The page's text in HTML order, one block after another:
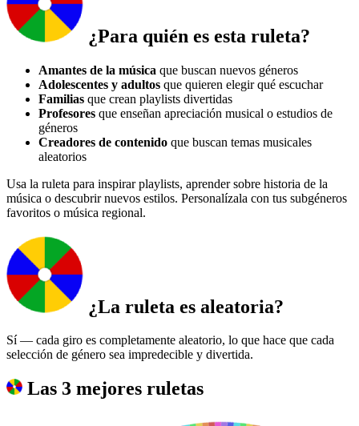
¿Para quién es esta ruleta?
Amantes de la música que buscan nuevos géneros
Adolescentes y adultos que quieren elegir qué escuchar
Familias que crean playlists divertidas
Profesores que enseñan apreciación musical o estudios de
géneros
Creadores de contenido que buscan temas musicales
aleatorios
Usa la ruleta para inspirar playlists, aprender sobre historia de la
música o descubrir nuevos estilos. Personalízala con tus subgéneros
favoritos o música regional.
¿La ruleta es aleatoria?
Sí — cada giro es completamente aleatorio, lo que hace que cada
selección de género sea impredecible y divertida.
Las 3 mejores ruletas